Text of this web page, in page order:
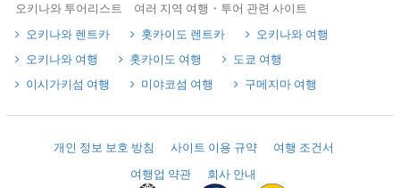
오키나와 투어리스트 여러 지역 여행・투어 관련 사이트
오키나와 렌트카
홋카이도 렌트카
오키나와 여행
오키나와 여행
홋카이도 여행
도쿄 여행
이시가키섬 여행
미야코섬 여행 구메지마 여행
개인 정보 보호 방침 사이트 이용 규약
여행 조건서
여행업 약관
회사 안내